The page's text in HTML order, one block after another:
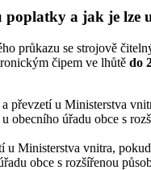
poplatky a jak je lze
průkazu se strojově
čipem ve lhůtě do
převzetí u Ministerstva
obecního úřadu obce s
u Ministerstva vnitra,
obce s rozšířenou